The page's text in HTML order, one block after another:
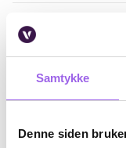
Samtykke
Denne siden
Ingredienser
Omtaler